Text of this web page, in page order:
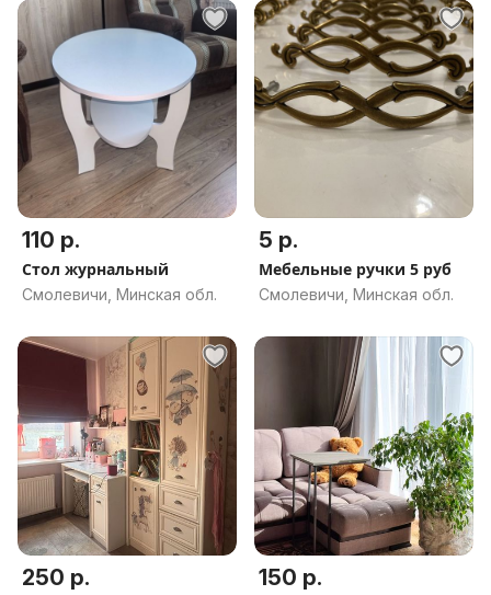
110 р.
Стол журнальный
Смолевичи, Минская обл.
5 р.
Мебельные ручки 5 руб
Смолевичи, Минская обл.
250 р. 150 р.